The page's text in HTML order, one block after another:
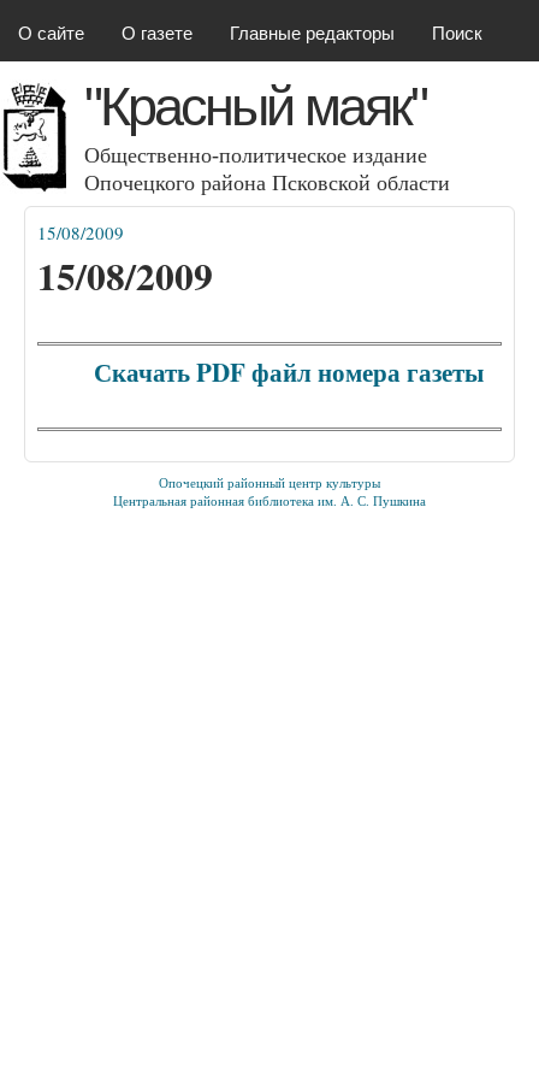
О сайте О газете Главные редакторы Поиск
"Красный маяк"
Общественно-политическое издание
Опочецкого района Псковcкой области
Вы здесь
15/08/2009
15/08/2009
Скачать PDF файл номера газеты
Опочецкий районный центр культуры
Центральная районная библиотека им. А. С. Пушкина